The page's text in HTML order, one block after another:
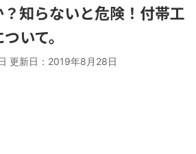
知らないと危険！付帯工
いて。
更新日： 2019年8月28日